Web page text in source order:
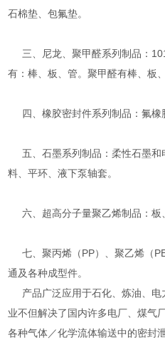
石棉垫、包氟垫。
三、尼龙、聚甲醛系列制品：
有：棒、板、管。聚甲醛有棒、板
四、橡胶密封件系列制品：氟橡
五、石墨系列制品：柔性石墨和
料、平环、液下泵轴套。
六、超高分子量聚乙烯制品：板
七、聚丙烯（PP）、聚乙烯（
通及各种成型件。
产品广泛应用于石化、炼油、电
业不但解决了国内许多电厂、煤气
各种气体／化学流体输送中的密封